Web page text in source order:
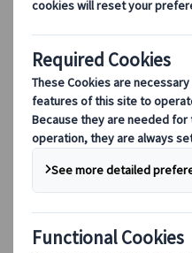
Nuestro equipo
Blog
Consejos de viaje
Destinos destacados
Perspectivas
Experiencias
Recorre Japón en
Preguntas frecuentes
Información práctica
Etiqueta en Japón
Conducir en Japón
Reservar con
Japan Rail Pass
Alojamiento
Asesoramiento virtual